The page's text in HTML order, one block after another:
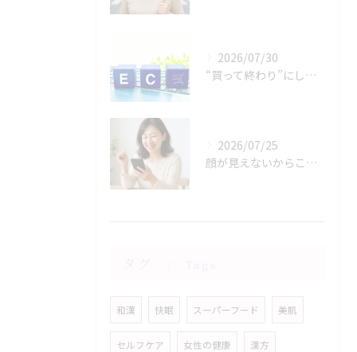
2026/07/30
“買って終わり”にしない通販―サポート体制が価値になる理由
2026/07/25
顔が見えないからこそ大切―通販ブランドの信頼の作り方
和漢 快眠 スーパーフード 美肌
セルフケア 女性の健康 漢方